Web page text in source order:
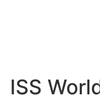
ISS